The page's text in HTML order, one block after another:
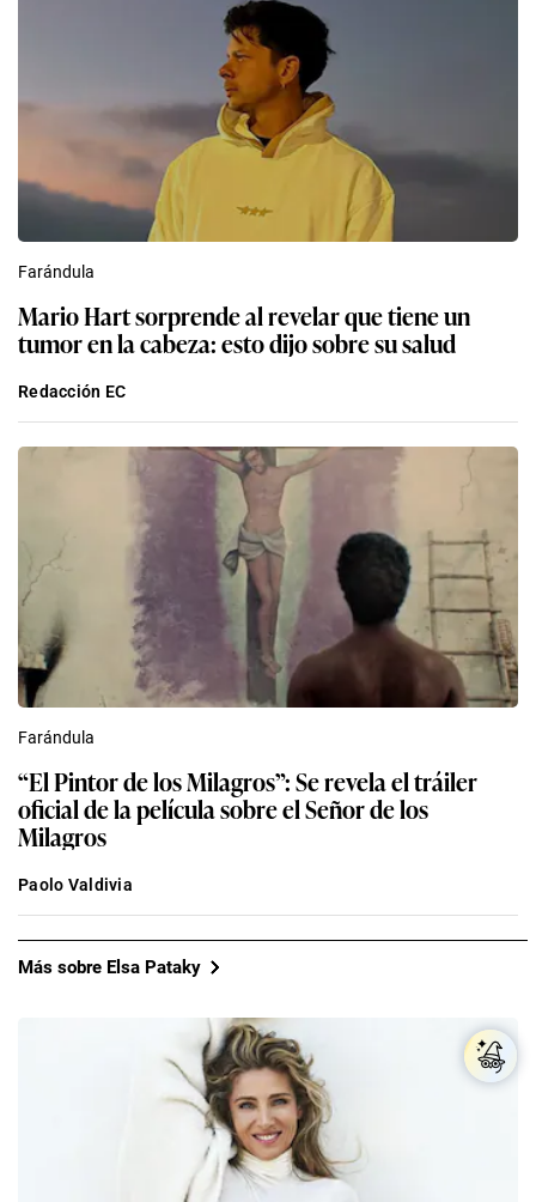
Farándula
Mario Hart sorprende al revelar que tiene un
tumor en la cabeza: esto dijo sobre su salud
Redacción EC
Farándula
“El Pintor de los Milagros”: Se revela el tráiler
oficial de la película sobre el Señor de los
Milagros
Paolo Valdivia
Más sobre Elsa Pataky